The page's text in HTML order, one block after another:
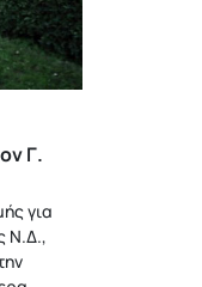
Γ.
για
Ν.Δ.,